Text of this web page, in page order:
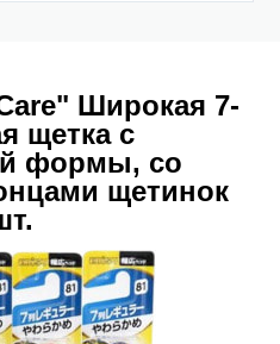
Широкая 7-
щетка с
формы, со
щетинок